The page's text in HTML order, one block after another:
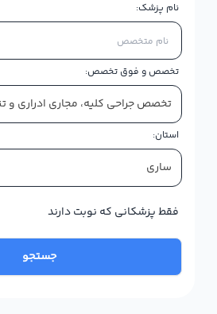
نام پزشک:
تخصص و فوق تخصص:
تخصص جراحی کلیه، مجاری ادراری و
استان:
ساری
فقط پزشکانی که نوبت دارند
جستجو